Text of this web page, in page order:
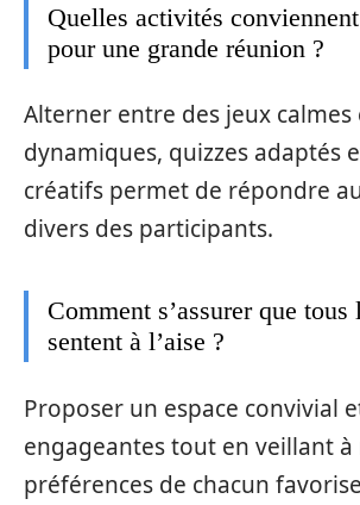
Quelles activités
pour une grande réunion ?
Alterner entre des jeux calmes
dynamiques, quizzes adaptés
créatifs permet de répondre
divers des participants.
Comment s’assurer que
sentent à l’aise ?
Proposer un espace convivial
engageantes tout en veillant à
préférences de chacun